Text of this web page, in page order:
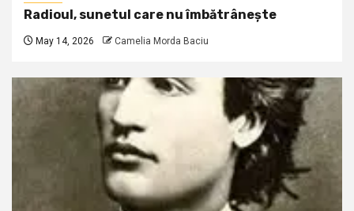
Radioul, sunetul care nu îmbătrânește
May 14, 2026 Camelia Morda Baciu